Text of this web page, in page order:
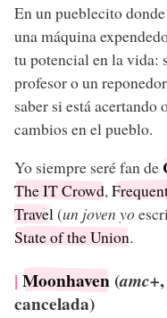
En un pueblecito
una máquina
tu potencial en la vida:
profesor o un
saber si está acertando
cambios en el pueblo.
Yo siempre seré fan de
The IT Crowd,
Travel(un joven yo
State of the Union.
Moonhaven (amc+
cancelada)